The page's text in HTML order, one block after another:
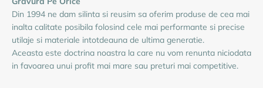
Din 1994 ne dam silinta si reusim sa oferim produse de cea mai
inalta calitate posibila folosind cele mai performante si precise
utilaje si materiale intotdeauna de ultima generatie.
Aceasta este doctrina noastra la care nu vom renunta niciodata
in favoarea unui profit mai mare sau preturi mai competitive.